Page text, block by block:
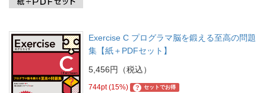
Exercise C プログラマ脳を鍛える至高の問題
集【紙＋PDFセット】
5,456円（税込）
744pt (15%) ? セットでお得